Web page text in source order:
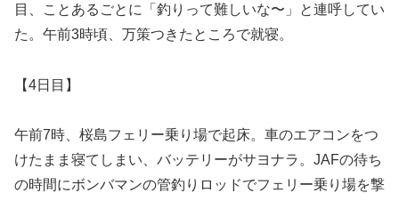
目、ことあるごとに「釣りって難しいな〜」と連呼してい
た。午前3時頃、万策つきたところで就寝。
【4日目】
午前7時、桜島フェリー乗り場で起床。車のエアコンをつ
けたまま寝てしまい、バッテリーがサヨナラ。JAFの待ち
の時間にボンバマンの管釣りロッドでフェリー乗り場を撃